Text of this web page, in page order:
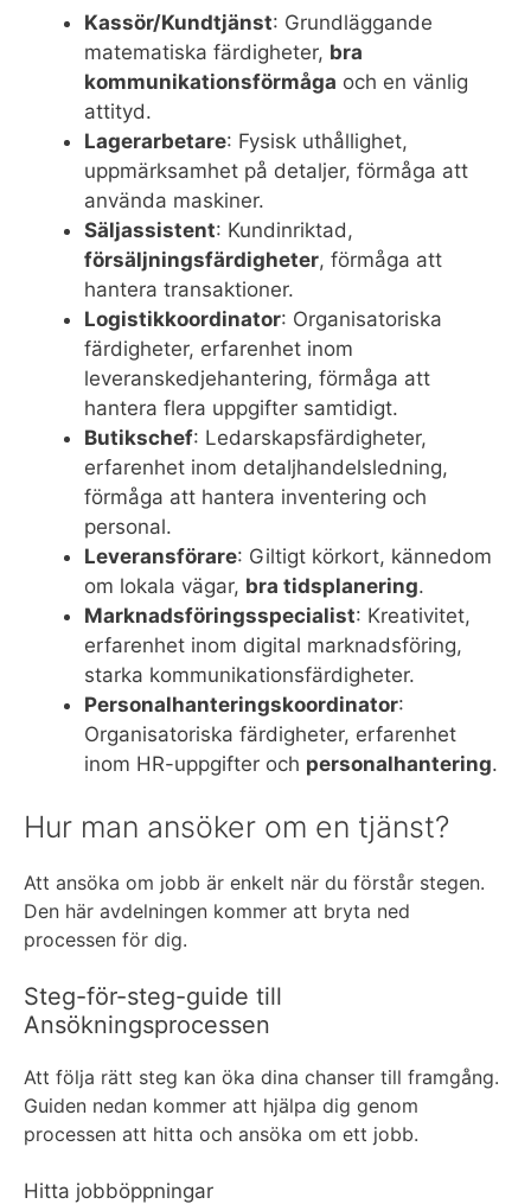
Kassör/Kundtjänst: Grundläggande
matematiska färdigheter, bra
kommunikationsförmåga och en vänlig
attityd.
Lagerarbetare: Fysisk uthållighet,
uppmärksamhet på detaljer, förmåga att
använda maskiner.
Säljassistent: Kundinriktad,
försäljningsfärdigheter, förmåga att
hantera transaktioner.
Logistikkoordinator: Organisatoriska
färdigheter, erfarenhet inom
leveranskedjehantering, förmåga att
hantera flera uppgifter samtidigt.
Butikschef: Ledarskapsfärdigheter,
erfarenhet inom detaljhandelsledning,
förmåga att hantera inventering och
personal.
Leveransförare: Giltigt körkort, kännedom
om lokala vägar, bra tidsplanering.
Marknadsföringsspecialist: Kreativitet,
erfarenhet inom digital marknadsföring,
starka kommunikationsfärdigheter.
Personalhanteringskoordinator:
Organisatoriska färdigheter, erfarenhet
inom HR-uppgifter och personalhantering.
Hur man ansöker om en tjänst?
Att ansöka om jobb är enkelt när du förstår stegen.
Den här avdelningen kommer att bryta ned
processen för dig.
Steg-för-steg-guide till
Ansökningsprocessen
Att följa rätt steg kan öka dina chanser till framgång.
Guiden nedan kommer att hjälpa dig genom
processen att hitta och ansöka om ett jobb.
Hitta jobböppningar